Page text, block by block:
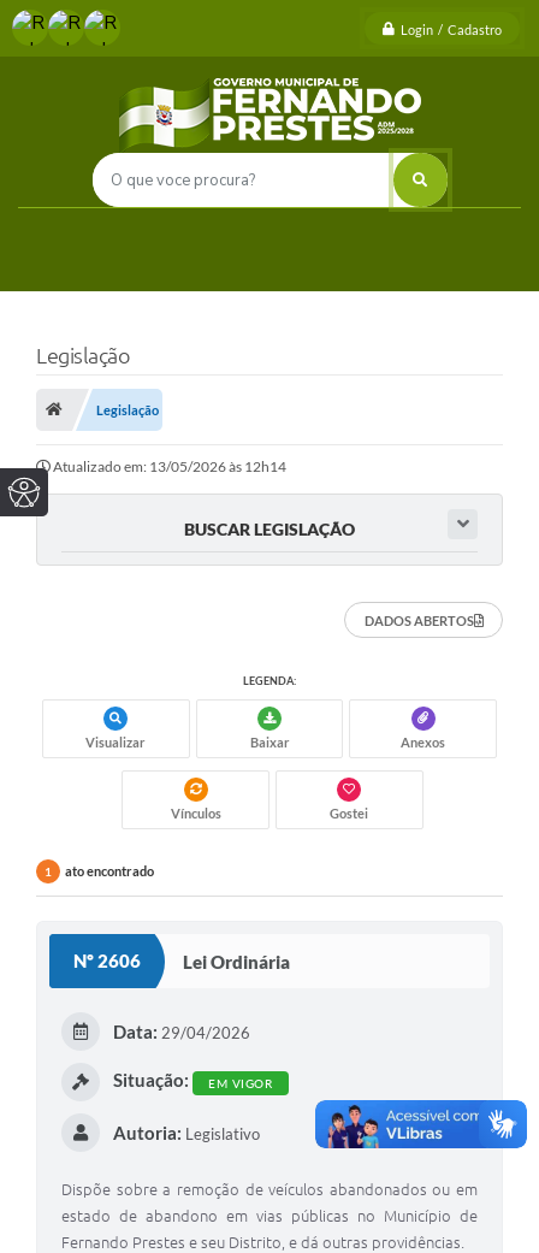
Login / Cadastro
Legislação
Legislação
Atualizado em: 13/05/2026 às 12h14
BUSCAR LEGISLAÇÃO
DADOS ABERTOS
LEGENDA:
Visualizar Baixar Anexos
Vínculos Gostei
1 ato encontrado
Nº 2606 Lei Ordinária
Data: 29/04/2026
Situação: EM VIGOR
Autoria: Legislativo
Dispõe sobre a remoção de veículos abandonados ou em
estado de abandono em vias públicas no Município de
Fernando Prestes e seu Distrito, e dá outras providências.